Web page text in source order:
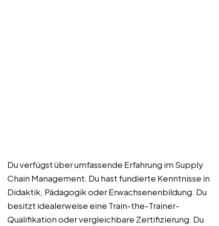
Du verfügst über umfassende Erfahrung im Supply
Chain Management. Du hast fundierte Kenntnisse in
Didaktik, Pädagogik oder Erwachsenenbildung. Du
besitzt idealerweise eine Train-the-Trainer-
Qualifikation oder vergleichbare Zertifizierung. Du